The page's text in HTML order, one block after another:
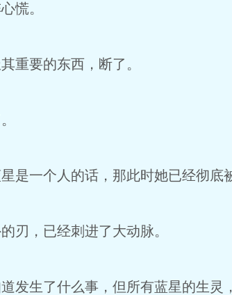
慌。
重要的东西，断了。
是一个人的话，那此时她已经彻底
刃，已经刺进了大动脉。
发生了什么事，但所有蓝星的生灵